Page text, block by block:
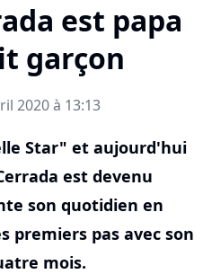
est papa
garçon
2020 à 13:13
Star" et aujourd'hui
est devenu
son quotidien en
premiers pas avec son
mois.